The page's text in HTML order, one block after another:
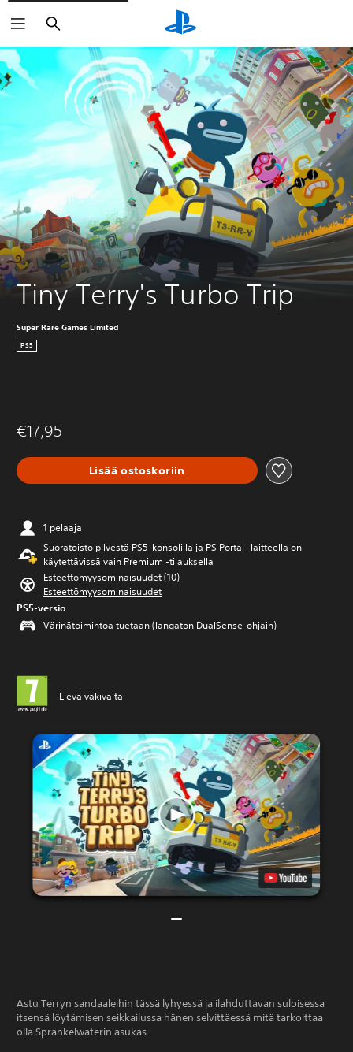
Haku
Tiny Terry's Turbo Trip
Super Rare Games Limited
PS5
€17,95
Lisää ostoskoriin
1 pelaaja
Suoratoisto pilvestä PS5-konsolilla ja PS Portal ‑laitteella on
käytettävissä vain Premium ‑tilauksella
Esteettömyysominaisuudet (10)
Esteettömyysominaisuudet
PS5-versio
Värinätoimintoa tuetaan (langaton DualSense-ohjain)
Lievä väkivalta
Astu Terryn sandaaleihin tässä lyhyessä ja ilahduttavan suloisessa
itsensä löytämisen seikkailussa hänen selvittäessä mitä tarkoittaa
olla Sprankelwaterin asukas.